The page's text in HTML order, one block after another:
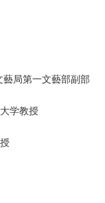
局第一文藝部副部
学教授